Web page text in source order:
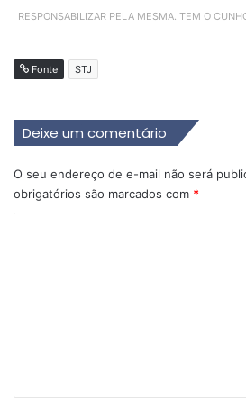
RESPONSABILIZAR PELA MESMA. TEM O
Fonte STJ
Deixe um comentário
O seu endereço de e-mail não será
obrigatórios são marcados com *